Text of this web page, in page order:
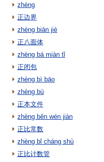
zhèng
正边界
zhèng biān jiè
正八面体
zhèng bá miàn tǐ
正闭包
zhèng bì bāo
zhèng bù
正本文件
zhèng běn wén jiàn
正比常数
zhèng bǐ cháng shù
正比计数管